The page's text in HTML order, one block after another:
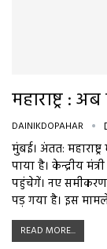
महाराष्ट्र :
DAINIKDOPAHAR
मुंबई। अंतत:
पाया है। केन्द्रीय
पहुंचेगें। नए
पड़ गया है। इस
READ MORE...